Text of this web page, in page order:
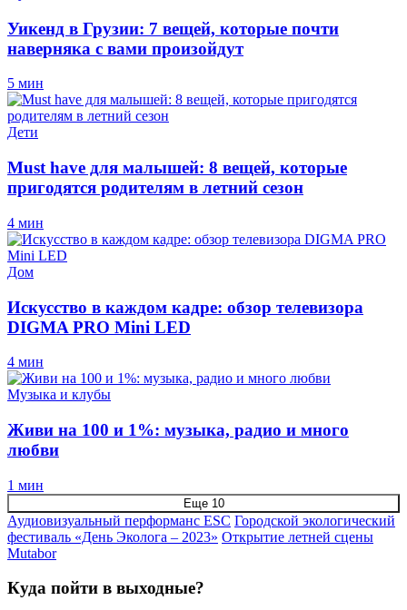
Уикенд в Грузии: 7 вещей, которые почти
наверняка с вами произойдут
5 мин
Дети
Must have для малышей: 8 вещей, которые
пригодятся родителям в летний сезон
4 мин
Дом
Искусство в каждом кадре: обзор телевизора
DIGMA PRO Mini LED
4 мин
Музыка и клубы
Живи на 100 и 1%: музыка, радио и много
любви
1 мин
Еще 10
Аудиовизуальный перформанс ESC Городской экологический
фестиваль «День Эколога – 2023» Открытие летней сцены
Mutabor
Куда пойти в выходные?